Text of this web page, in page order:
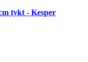
tykt - Kesper